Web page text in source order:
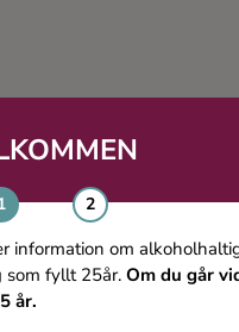
information om
som fyllt 25år. Om du går
år.